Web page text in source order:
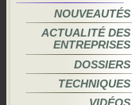
NOUVEAUTÉS
ACTUALITÉ DES
ENTREPRISES
DOSSIERS
TECHNIQUES